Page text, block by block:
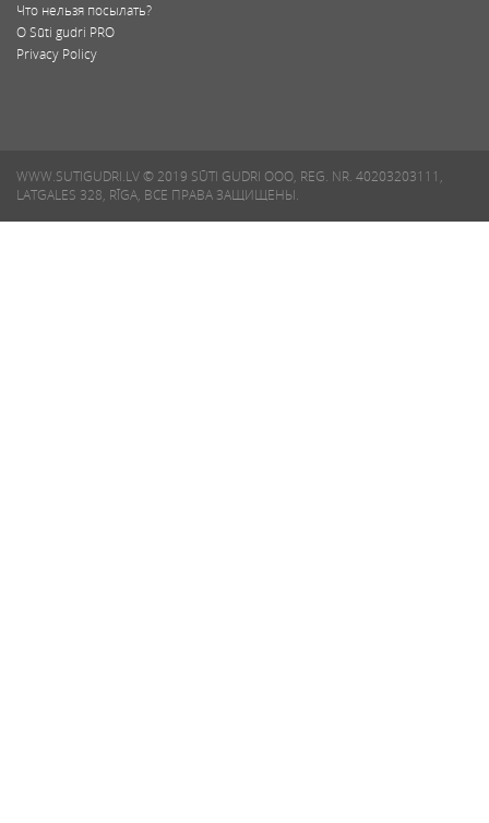
Что нельзя посылать?
O Sūti gudri PRO
Privacy Policy
WWW.SUTIGUDRI.LV © 2019 SŪTI GUDRI ООО, REG. NR. 40203203111,
LATGALES 328, RĪGA, ВСЕ ПРАВА ЗАЩИЩЕНЫ.